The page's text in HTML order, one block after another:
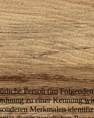
Person (im
zu einer Kennung
Merkmalen